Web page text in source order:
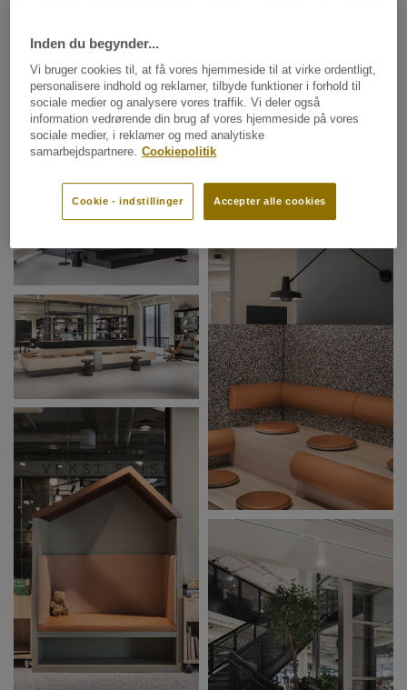
Inden du begynder...
Vi bruger cookies til, at få vores hjemmeside til at virke ordentligt,
personalisere indhold og reklamer, tilbyde funktioner i forhold til
sociale medier og analysere vores traffik. Vi deler også
information vedrørende din brug af vores hjemmeside på vores
sociale medier, i reklamer og med analytiske
samarbejdspartnere. Cookiepolitik
Accepter alle cookies
Cookie - indstillinger